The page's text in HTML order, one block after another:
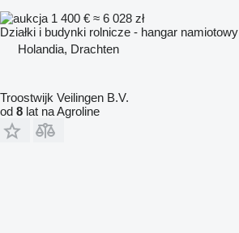
1 400 € ≈ 6 028 zł
Działki i budynki rolnicze - hangar namiotowy
Holandia, Drachten
Troostwijk Veilingen B.V.
od 8 lat na Agroline